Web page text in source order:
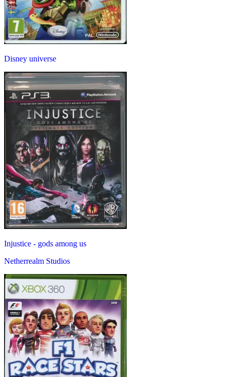
Disney universe
Injustice - gods among us
Netherrealm Studios